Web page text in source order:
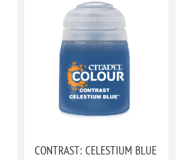
CONTRAST: CELESTIUM BLUE